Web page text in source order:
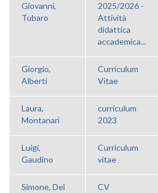
Giovanni,
Tubaro
2025/2026 -
Attività
didattica
accademica...
Giorgio,
Alberti
Curriculum
Vitae
Laura,
Montanari
curriculum
2023
Luigi,
Gaudino
Curriculum
vitae
Simone, Del
CV